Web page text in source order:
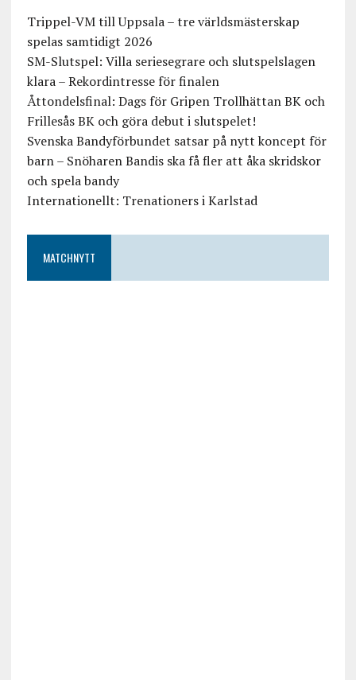
Trippel-VM till Uppsala – tre världsmästerskap
spelas samtidigt 2026
SM-Slutspel: Villa seriesegrare och slutspelslagen
klara – Rekordintresse för finalen
Åttondelsfinal: Dags för Gripen Trollhättan BK och
Frillesås BK och göra debut i slutspelet!
Svenska Bandyförbundet satsar på nytt koncept för
barn – Snöharen Bandis ska få fler att åka skridskor
och spela bandy
Internationellt: Trenationers i Karlstad
MATCHNYTT